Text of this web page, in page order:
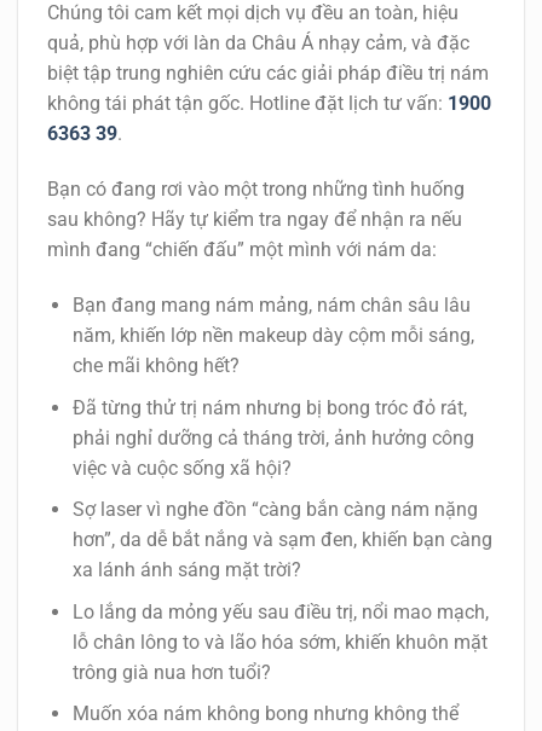
Chúng tôi cam kết mọi dịch vụ đều an toàn, hiệu
quả, phù hợp với làn da Châu Á nhạy cảm, và đặc
biệt tập trung nghiên cứu các giải pháp điều trị nám
không tái phát tận gốc. Hotline đặt lịch tư vấn: 1900
6363 39.
Bạn có đang rơi vào một trong những tình huống
sau không? Hãy tự kiểm tra ngay để nhận ra nếu
mình đang “chiến đấu” một mình với nám da:
Bạn đang mang nám mảng, nám chân sâu lâu
năm, khiến lớp nền makeup dày cộm mỗi sáng,
che mãi không hết?
Đã từng thử trị nám nhưng bị bong tróc đỏ rát,
phải nghỉ dưỡng cả tháng trời, ảnh hưởng công
việc và cuộc sống xã hội?
Sợ laser vì nghe đồn “càng bắn càng nám nặng
hơn”, da dễ bắt nắng và sạm đen, khiến bạn càng
xa lánh ánh sáng mặt trời?
Lo lắng da mỏng yếu sau điều trị, nổi mao mạch,
lỗ chân lông to và lão hóa sớm, khiến khuôn mặt
trông già nua hơn tuổi?
Muốn xóa nám không bong nhưng không thể